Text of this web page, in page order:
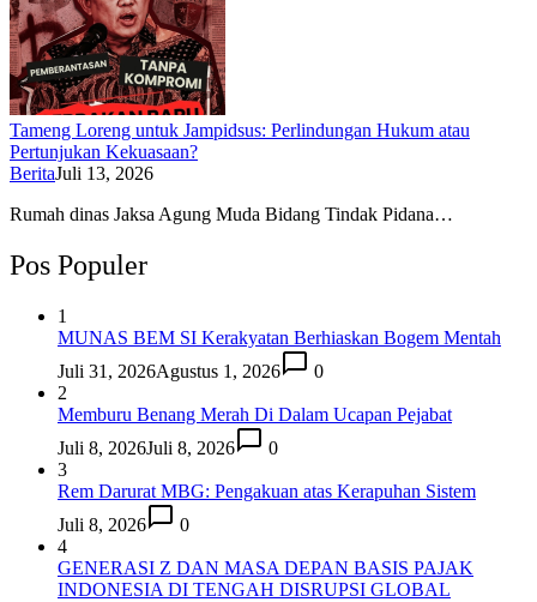
Tameng Loreng untuk Jampidsus: Perlindungan Hukum atau
Pertunjukan Kekuasaan?
BeritaJuli 13, 2026
Rumah dinas Jaksa Agung Muda Bidang Tindak Pidana…
Pos Populer
1
MUNAS BEM SI Kerakyatan Berhiaskan Bogem Mentah
Juli 31, 2026Agustus 1, 2026
0
2
Memburu Benang Merah Di Dalam Ucapan Pejabat
Juli 8, 2026Juli 8, 2026
0
3
Rem Darurat MBG: Pengakuan atas Kerapuhan Sistem
Juli 8, 2026
0
4
GENERASI Z DAN MASA DEPAN BASIS PAJAK
INDONESIA DI TENGAH DISRUPSI GLOBAL